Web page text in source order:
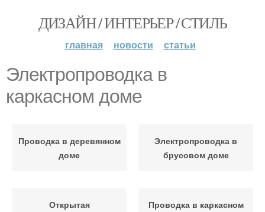
ДИЗАЙН / ИНТЕРЬЕР / СТИЛЬ
главная новости статьи
Электропроводка в
каркасном доме
Проводка в деревянном
доме
Электропроводка в
брусовом доме
Открытая
Проводка в каркасном